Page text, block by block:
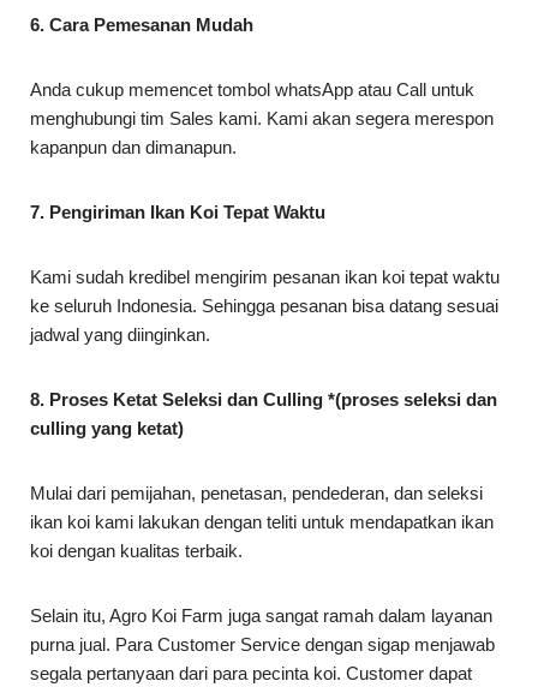
6. Cara Pemesanan Mudah
Anda cukup memencet tombol whatsApp atau Call untuk
menghubungi tim Sales kami. Kami akan segera merespon
kapanpun dan dimanapun.
7. Pengiriman Ikan Koi Tepat Waktu
Kami sudah kredibel mengirim pesanan ikan koi tepat waktu
ke seluruh Indonesia. Sehingga pesanan bisa datang sesuai
jadwal yang diinginkan.
8. Proses Ketat Seleksi dan Culling *(proses seleksi dan
culling yang ketat)
Mulai dari pemijahan, penetasan, pendederan, dan seleksi
ikan koi kami lakukan dengan teliti untuk mendapatkan ikan
koi dengan kualitas terbaik.
Selain itu, Agro Koi Farm juga sangat ramah dalam layanan
purna jual. Para Customer Service dengan sigap menjawab
segala pertanyaan dari para pecinta koi. Customer dapat